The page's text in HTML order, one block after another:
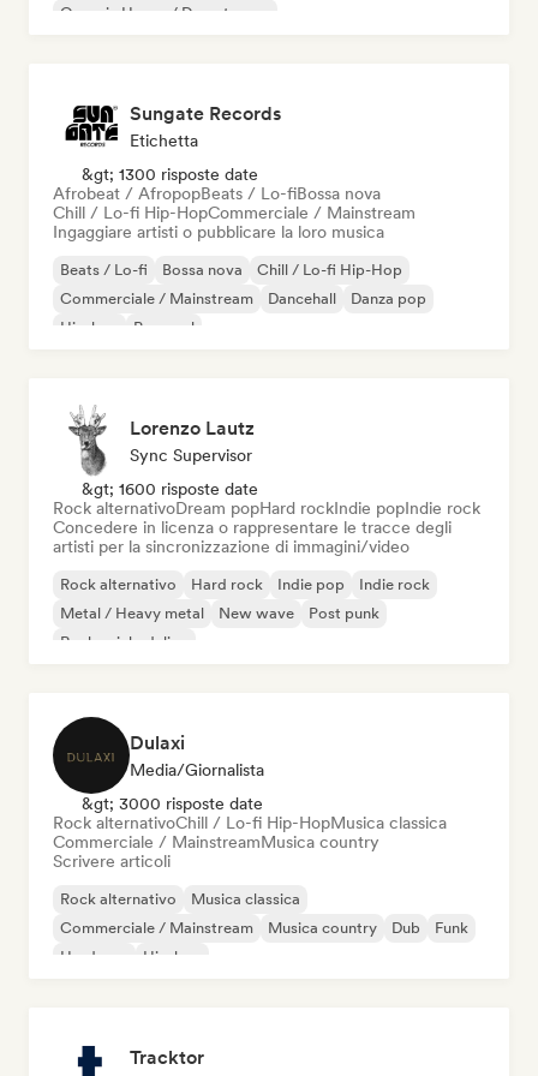
Organic House / Downtempo
Sungate Records
Etichetta
&gt; 1300 risposte date
Afrobeat / AfropopBeats / Lo-fiBossa nova
Chill / Lo-fi Hip-HopCommerciale / Mainstream
Ingaggiare artisti o pubblicare la loro musica
Beats / Lo-fi Bossa nova
Chill / Lo-fi Hip-Hop
Commerciale / Mainstream
Dancehall
Danza pop
Hip-hop
Pop soul
Lorenzo Lautz
Sync Supervisor
&gt; 1600 risposte date
Rock alternativoDream popHard rockIndie popIndie rock
Concedere in licenza o rappresentare le tracce degli
artisti per la sincronizzazione di immagini/video
Rock alternativo Hard rock Indie pop
Indie rock
Metal / Heavy metal
New wave
Post punk
Rock psichedelico
Dulaxi
Media/Giornalista
&gt; 3000 risposte date
Rock alternativoChill / Lo-fi Hip-HopMusica classica
Commerciale / MainstreamMusica country
Scrivere articoli
Rock alternativo
Musica classica
Commerciale / Mainstream
Musica country Dub
Funk
Hardcore
Hip-hop
Tracktor